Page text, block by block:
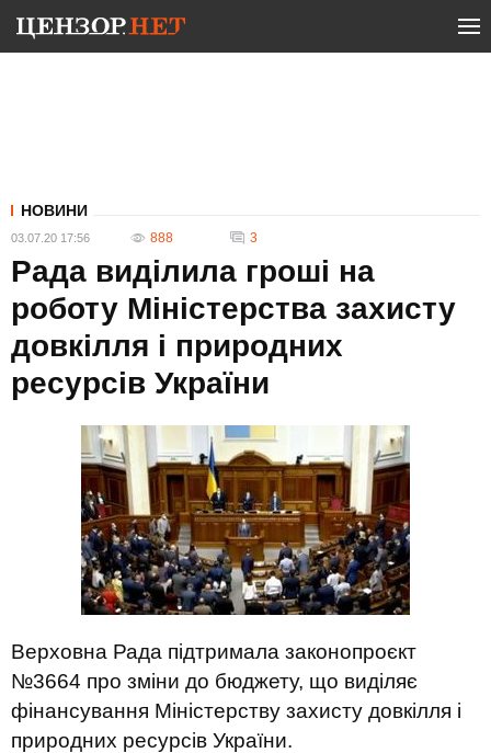
НОВИНИ
03.07.20 17:56 888 3
Рада виділила гроші на
роботу Міністерства захисту
довкілля і природних
ресурсів України
Верховна Рада підтримала законопроєкт
№3664 про зміни до бюджету, що виділяє
фінансування Міністерству захисту довкілля і
природних ресурсів України.